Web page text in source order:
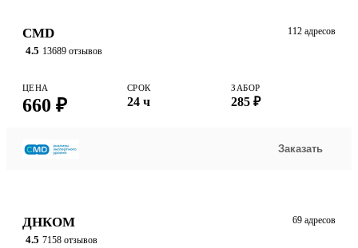
CMD
4.5 13689 отзывов
112 адресов
ЦЕНА
660 ₽
СРОК
24 ч
ЗАБОР
285 ₽
Заказать
ДНКОМ
4.5 7158 отзывов
69 адресов